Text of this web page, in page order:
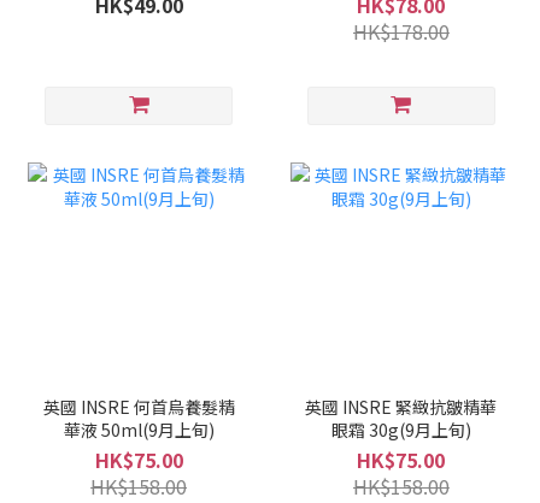
HK$178.00
英國 INSRE 何首烏養髮精
華液 50ml(9月上旬)
HK$75.00
HK$158.00
英國 INSRE 緊緻抗皺精華
眼霜 30g(9月上旬)
HK$75.00
HK$158.00